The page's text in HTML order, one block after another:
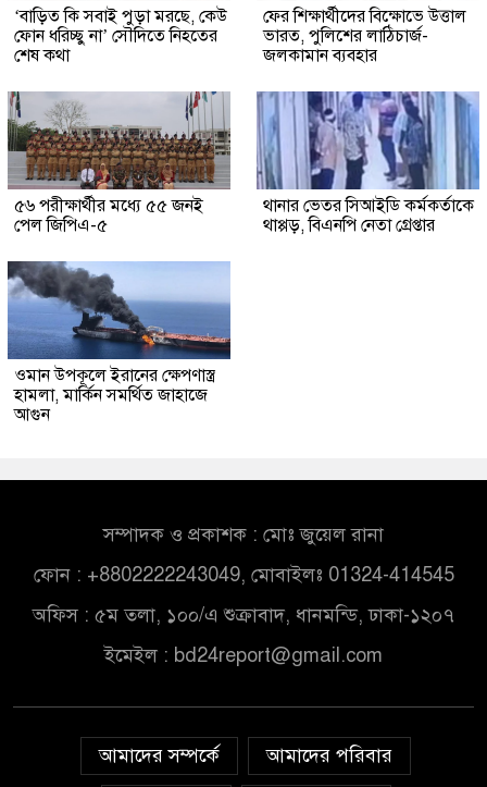
‘বাড়িত কি সবাই পুড়া মরছে, কেউ
ফোন ধরিচ্ছু না’ সৌদিতে নিহতের
শেষ কথা
ফের শিক্ষার্থীদের বিক্ষোভে উত্তাল
ভারত, পুলিশের লাঠিচার্জ-
জলকামান ব্যবহার
৫৬ পরীক্ষার্থীর মধ্যে ৫৫ জনই
পেল জিপিএ-৫
থানার ভেতর সিআইডি কর্মকর্তাকে
থাপ্পড়, বিএনপি নেতা গ্রেপ্তার
ওমান উপকূলে ইরানের ক্ষেপণাস্ত্র
হামলা, মার্কিন সমর্থিত জাহাজে
আগুন
সম্পাদক ও প্রকাশক : মোঃ জুয়েল রানা
ফোন : +8802222243049, মোবাইলঃ 01324-414545
অফিস : ৫ম তলা, ১০০/এ শুক্রাবাদ, ধানমন্ডি, ঢাকা-১২০৭
ইমেইল : bd24report@gmail.com
আমাদের সম্পর্কে আমাদের পরিবার